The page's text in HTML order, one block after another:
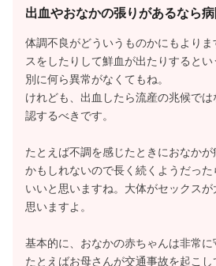
出血やおなかの張りがあるなら
体調不良がどういうものかにもより
スをしたりして鮮血が出たりするとい
別に何ら異常がなくてもね。
けれども、出血したら流産の兆候で
認するべきです。
たとえば不調を感じたときにおなか
かもしれないので長く続くようだっ
いいと思いますね。大体がセックス
思いますよ。
基本的に、おなかの赤ちゃんは非常に
たとえばお母さんが交通事故を起こ